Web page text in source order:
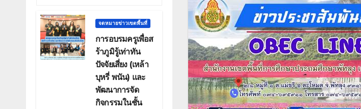
จดหมายข่าวเขตพื้นที่
การอบรมครูเพื่อส
ร้าภูมิรู้เท่าทัน
ปัจจัยเสี่ยง (เหล้า
บุหรี่ พนัน) และ
พัฒนาการจัด
กิจกรรมในชั้น